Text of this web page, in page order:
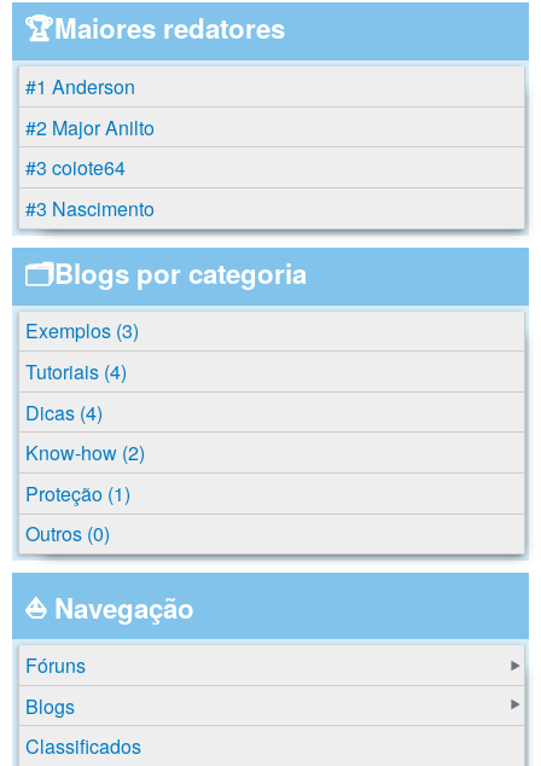
🏆Maiores redatores
#1 Anderson
#2 Major Anilto
#3 coiote64
#3 Nascimento
🗂️Blogs por categoria
Exemplos (3)
Tutoriais (4)
Dicas (4)
Know-how (2)
Proteção (1)
Outros (0)
⛵ Navegação
Fóruns
Blogs
Classificados